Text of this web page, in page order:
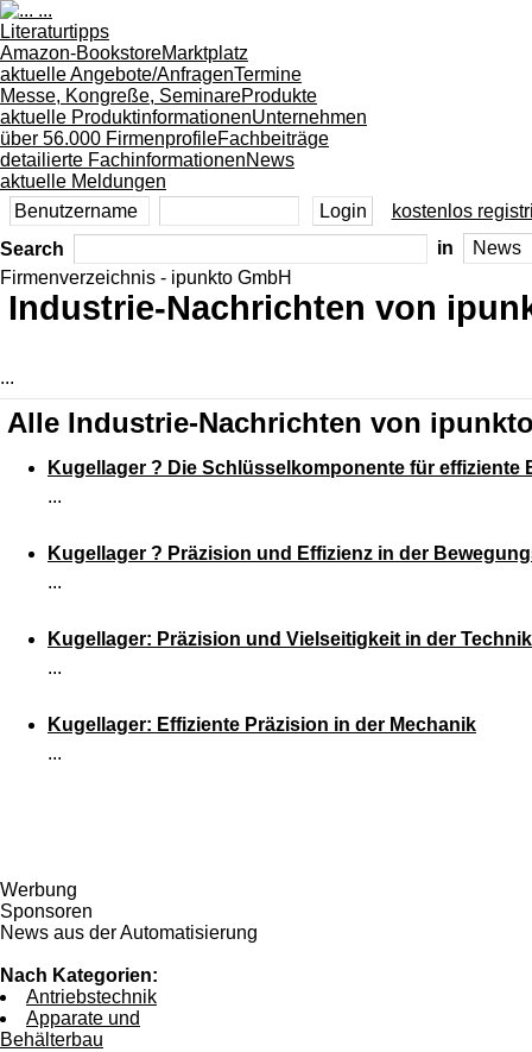
Literaturtipps
Amazon-BookstoreMarktplatz
aktuelle Angebote/AnfragenTermine
Messe, Kongreße, SeminareProdukte
aktuelle ProduktinformationenUnternehmen
über 56.000 FirmenprofileFachbeiträge
detailierte FachinformationenNews
aktuelle Meldungen
kostenlos
Search
in
Firmenverzeichnis - ipunkto GmbH
Industrie-Nachrichten von
...
Alle Industrie-Nachrichten von
Kugellager ? Die Schlüsselkomponente für effiziente
...
Kugellager ? Präzision und Effizienz in der
...
Kugellager: Präzision und Vielseitigkeit in der Technik
...
Kugellager: Effiziente Präzision in der Mechanik
...
Werbung
Sponsoren
News aus der Automatisierung
Nach Kategorien:
Antriebstechnik
Apparate und
Behälterbau